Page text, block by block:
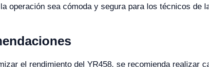
operación sea cómoda y segura para los técnicos de
el rendimiento del YR458, se recomienda realizar